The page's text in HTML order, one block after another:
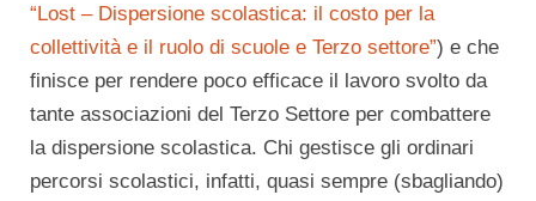
“Lost – Dispersione scolastica: il costo per la
collettività e il ruolo di scuole e Terzo settore”) e che
finisce per rendere poco efficace il lavoro svolto da
tante associazioni del Terzo Settore per combattere
la dispersione scolastica. Chi gestisce gli ordinari
percorsi scolastici, infatti, quasi sempre (sbagliando)